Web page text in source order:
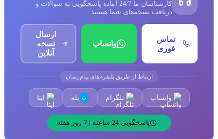
کارشناسان ما 24/7 آماده پاسخگویی به سوالات و
دریافت نسخه‌های شما هستند
تماس
فوری
واتساپ
ارسال
نسخه
آنلاین
ارتباط از طریق پلتفرم‌های پیام‌رسان
واتساپ تلگرام ب بله ایتا
پاسخگویی 24 ساعته | 7 روز هفته